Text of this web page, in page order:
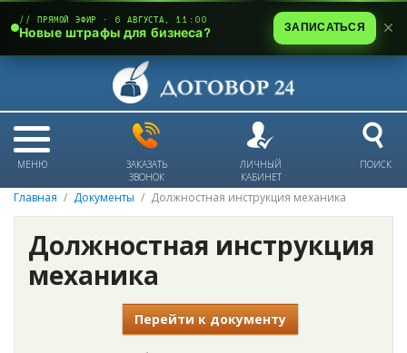
МЕНЮ
ЗАКАЗАТЬ
ЗВОНОК
ЛИЧНЫЙ
КАБИНЕТ
ПОИСК
Главная Документы Должностная инструкция механика
Должностная инструкция
механика
Перейти к документу
// ПРЯМОЙ ЭФИР · 6 АВГУСТА, 11:00
Новые штрафы для бизнеса? ЗАПИСАТЬСЯ